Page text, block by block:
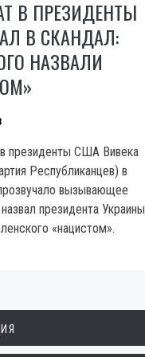
В ПРЕЗИДЕНТЫ
В СКАНДАЛ:
НАЗВАЛИ
президенты США Вивека
Республиканцев) в
вызывающее
президента Украины
«нацистом».